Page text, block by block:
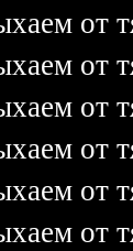
от
от
от
от
от
от